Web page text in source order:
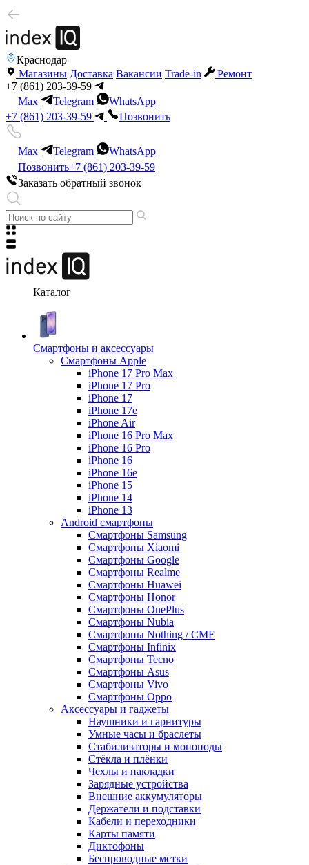
Краснодар
Магазины Доставка Вакансии Trade-in
Ремонт
+7 (861) 203-39-59
Max
Telegram
WhatsApp
+7 (861) 203-39-59
Позвонить
Max Telegram
WhatsApp
Позвонить+7 (861) 203-39-59
Заказать обратный звонок
Каталог
Смартфоны и аксессуары
Смартфоны Apple
iPhone 17 Pro Max
iPhone 17 Pro
iPhone 17
iPhone 17e
iPhone Air
iPhone 16 Pro Max
iPhone 16 Pro
iPhone 16
iPhone 16e
iPhone 15
iPhone 14
iPhone 13
Android cмартфоны
Смартфоны Samsung
Смартфоны Xiaomi
Смартфоны Google
Смартфоны Realme
Смартфоны Huawei
Смартфоны Honor
Смартфоны OnePlus
Смартфоны Nubia
Смартфоны Nothing / CMF
Смартфоны Infinix
Смартфоны Tecno
Смартфоны Asus
Смартфоны Vivo
Смартфоны Oppo
Аксессуары и гаджеты
Наушники и гарнитуры
Умные часы и браслеты
Стабилизаторы и моноподы
Стёкла и плёнки
Чехлы и накладки
Зарядные устройства
Внешние аккумуляторы
Держатели и подставки
Кабели и переходники
Карты памяти
Диктофоны
Беспроводные метки